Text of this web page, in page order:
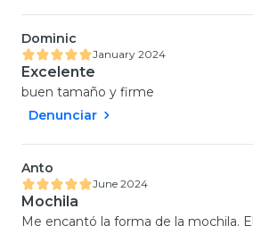
Dominic
January 2024
Excelente
buen tamaño y firme
Denunciar
Anto
June 2024
Mochila
Me encantó la forma de la mochila.